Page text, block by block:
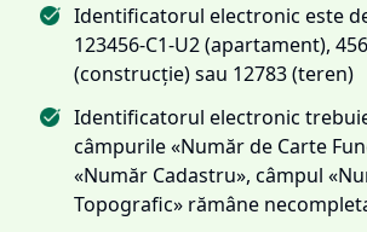
Identificatorul electronic este
123456-C1-U2 (apartament),
(construcție) sau 12783 (teren)
Identificatorul electronic
câmpurile «Număr de Carte
«Număr Cadastru», câmpul
Topografic» rămâne